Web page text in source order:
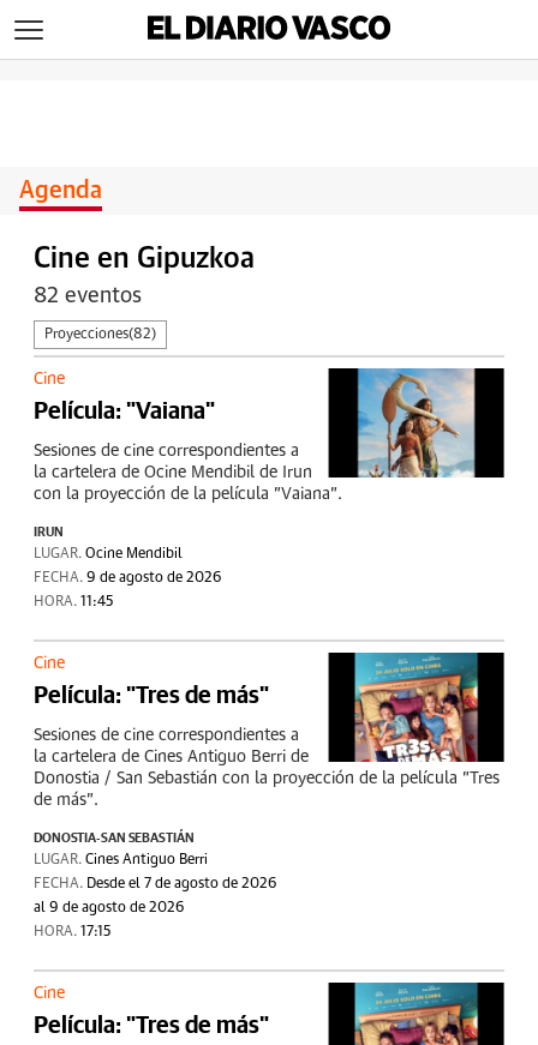
Agenda
Cine en Gipuzkoa
82 eventos
Proyecciones(82)
Cine
Película: "Vaiana"
Sesiones de cine correspondientes a
la cartelera de Ocine Mendibil de Irun
con la proyección de la película "Vaiana".
IRUN
LUGAR. Ocine Mendibil
FECHA. 9 de agosto de 2026
HORA. 11:45
Cine
Película: "Tres de más"
Sesiones de cine correspondientes a
la cartelera de Cines Antiguo Berri de
Donostia / San Sebastián con la proyección de la película "Tres
de más".
DONOSTIA-SAN SEBASTIÁN
LUGAR. Cines Antiguo Berri
FECHA. Desde el 7 de agosto de 2026
al 9 de agosto de 2026
HORA. 17:15
Cine
Película: "Tres de más"